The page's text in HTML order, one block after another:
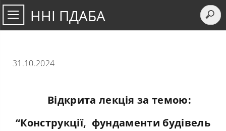
ННІ ПДАБА
31.10.2024
Відкрита лекція за темою:
“Конструкції, фундаменти будівель